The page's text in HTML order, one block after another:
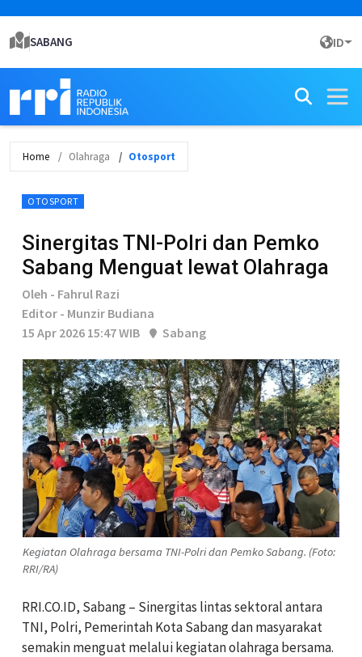
SABANG ID
Home Olahraga Otosport
OTOSPORT
Sinergitas TNI-Polri dan Pemko
Sabang Menguat lewat Olahraga
Oleh - Fahrul Razi
Editor - Munzir Budiana
15 Apr 2026 15:47 WIB
Sabang
Kegiatan Olahraga bersama TNI-Polri dan Pemko Sabang. (Foto:
RRI/RA)
RRI.CO.ID, Sabang – Sinergitas lintas sektoral antara
TNI, Polri, Pemerintah Kota Sabang dan masyarakat
semakin menguat melalui kegiatan olahraga bersama.